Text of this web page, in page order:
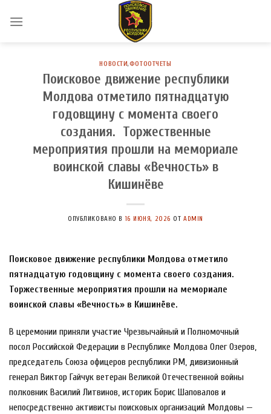
НОВОСТИ,ФОТООТЧЕТЫ
Поисковое движение республики
Молдова отметило пятнадцатую
годовщину с момента своего
создания. Торжественные
мероприятия прошли на мемориале
воинской славы «Вечность» в
Кишинёве
ОПУБЛИКОВАНО В16 ИЮНЯ, 2026 ОТADMIN
Поисковое движение республики Молдова отметило
пятнадцатую годовщину с момента своего создания.
Торжественные мероприятия прошли на мемориале
воинской славы «Вечность» в Кишинёве.
В церемонии приняли участие Чрезвычайный и Полномочный
посол Российской Федерации в Республике Молдова Олег Озеров,
председатель Союза офицеров республики РМ, дивизионный
генерал Виктор Гайчук ветеран Великой Отечественной войны
полковник Василий Литвинов, историк Борис Шаповалов и
непосредственно активисты поисковых организаций Молдовы —